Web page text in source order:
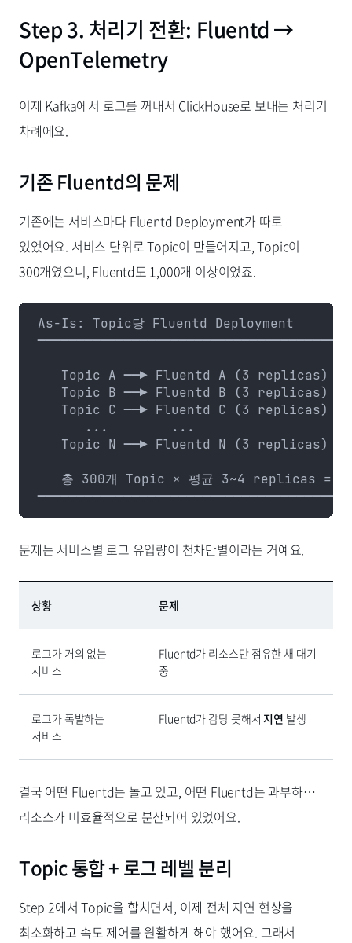
Step 3. 처리기 전환: Fluentd →
OpenTelemetry
이제 Kafka에서 로그를 꺼내서 ClickHouse로 보내는 처리기
차례에요.
기존 Fluentd의 문제
기존에는 서비스마다 Fluentd Deployment가 따로
있었어요. 서비스 단위로 Topic이 만들어지고, Topic이
300개였으니, Fluentd도 1,000개 이상이었죠.
As-Is: Topic당 Fluentd Deployment
   Topic A ──▶ Fluentd A (3 replicas)
   Topic B ──▶ Fluentd B (3 replicas)
   Topic C ──▶ Fluentd C (3 replicas)
      ...        ...
   Topic N ──▶ Fluentd N (3 replicas)
총 300개 Topic × 평균 3~4 replicas =
문제는 서비스별 로그 유입량이 천차만별이라는 거예요.
상황 문제
로그가 거의 없는
서비스
Fluentd가 리소스만 점유한 채 대기
중
로그가 폭발하는
서비스
Fluentd가 감당 못해서지연 발생
결국 어떤 Fluentd는 놀고 있고, 어떤 Fluentd는 과부하…
리소스가 비효율적으로 분산되어 있었어요.
Topic 통합 + 로그 레벨 분리
Step 2에서 Topic을 합치면서, 이제 전체 지연 현상을
최소화하고 속도 제어를 원활하게 해야 했어요. 그래서